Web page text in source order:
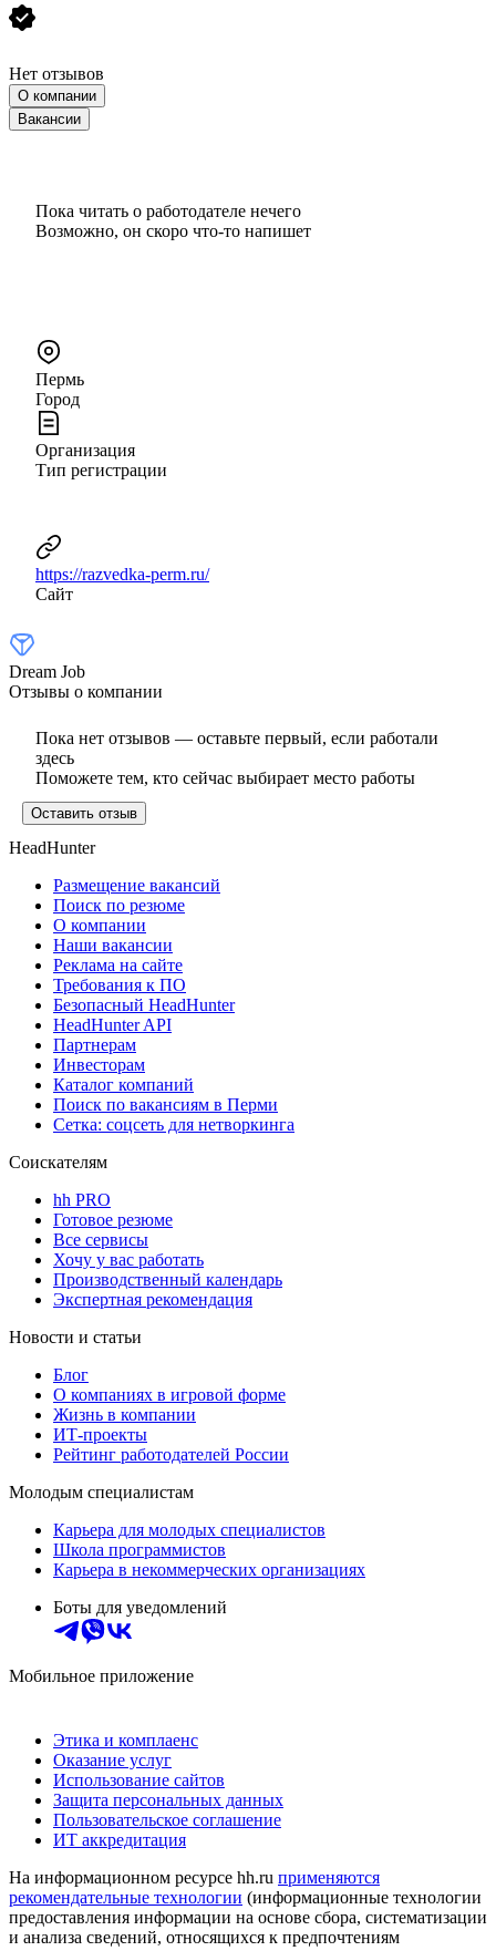
Нет отзывов
О компании
Вакансии
Пока читать о работодателе нечего
Возможно, он скоро что‑то напишет
Пермь
Город
Организация
Тип регистрации
https://razvedka-perm.ru/
Сайт
Dream Job
Отзывы о компании
Пока нет отзывов — оставьте первый, если работали
здесь
Поможете тем, кто сейчас выбирает место работы
Оставить отзыв
HeadHunter
Размещение вакансий
Поиск по резюме
О компании
Наши вакансии
Реклама на сайте
Требования к ПО
Безопасный HeadHunter
HeadHunter API
Партнерам
Инвесторам
Каталог компаний
Поиск по вакансиям в Перми
Сетка: соцсеть для нетворкинга
Соискателям
hh PRO
Готовое резюме
Все сервисы
Хочу у вас работать
Производственный календарь
Экспертная рекомендация
Новости и статьи
Блог
О компаниях в игровой форме
Жизнь в компании
ИТ-проекты
Рейтинг работодателей России
Молодым специалистам
Карьера для молодых специалистов
Школа программистов
Карьера в некоммерческих организациях
Боты для уведомлений
Мобильное приложение
Этика и комплаенс
Оказание услуг
Использование сайтов
Защита персональных данных
Пользовательское соглашение
ИТ аккредитация
На информационном ресурсе hh.ru применяются
рекомендательные технологии (информационные технологии
предоставления информации на основе сбора, систематизации
и анализа сведений, относящихся к предпочтениям